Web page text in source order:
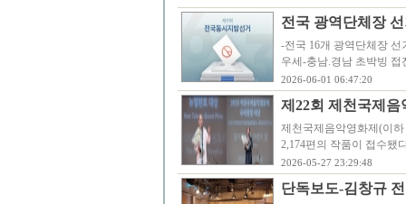
전국 광역단체장
-전국 16개 광역단체장 선
우세-충남.경남 초박빙
2026-06-01 06:47:20
제22회 제천국제
제천국제음악영화제(이
2,174편의 작품이 접수됐
2026-05-27 23:29:48
단독보도-김창규